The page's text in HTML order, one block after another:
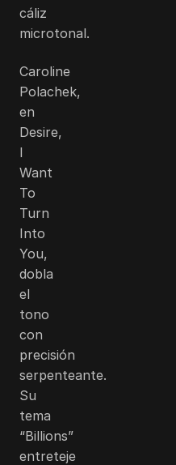
cáliz
microtonal.
Caroline
Polachek,
en
Desire,
I
Want
To
Turn
Into
You,
dobla
el
tono
con
precisión
serpenteante.
Su
tema
“Billions”
entreteje